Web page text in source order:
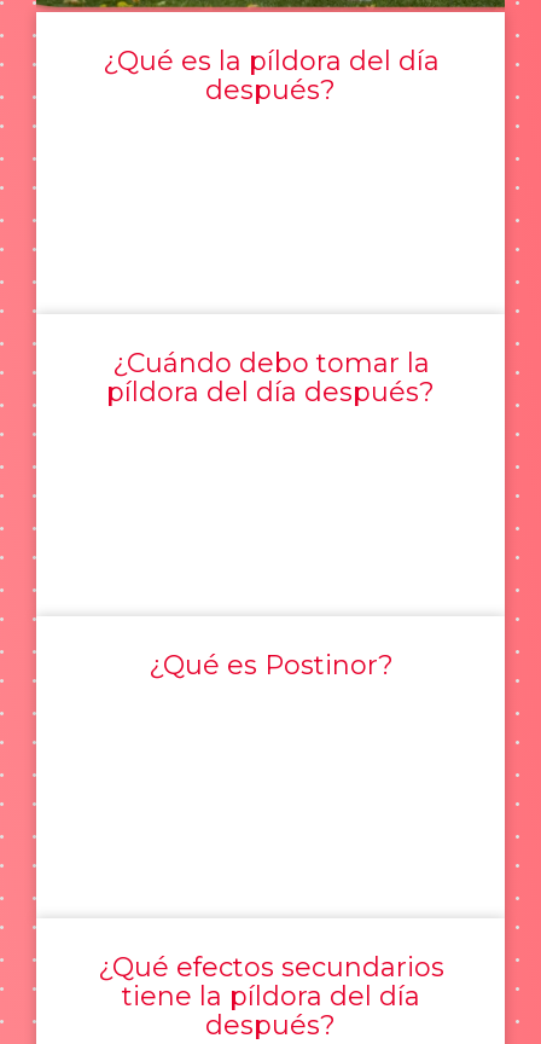
¿Qué es la píldora del día
después?
¿Cuándo debo tomar la
píldora del día después?
¿Qué es Postinor?
¿Qué efectos secundarios
tiene la píldora del día
después?